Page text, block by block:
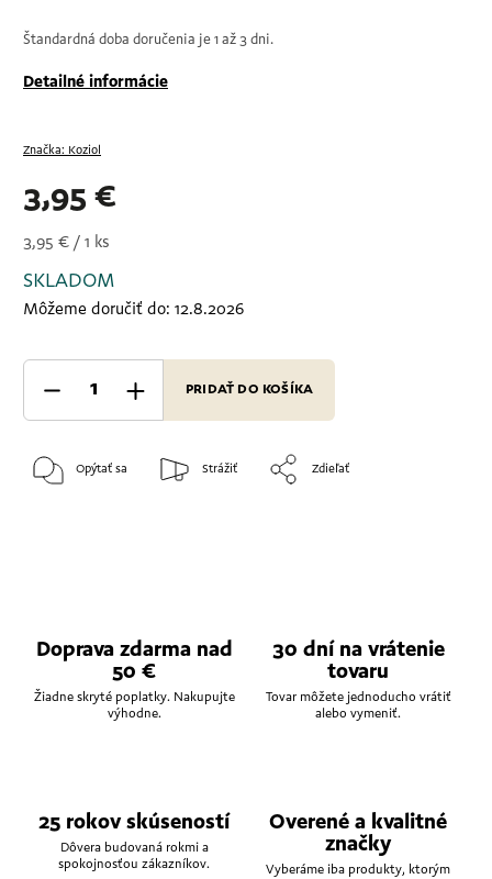
Štandardná doba doručenia je 1 až 3 dni.
Detailné informácie
Značka: Koziol
3,95 €
3,95 € / 1 ks
SKLADOM
Môžeme doručiť do: 12.8.2026
PRIDAŤ DO KOŠÍKA
Opýtať sa Strážiť Zdieľať
Doprava zdarma nad
50 €
Žiadne skryté poplatky. Nakupujte
výhodne.
30 dní na vrátenie
tovaru
Tovar môžete jednoducho vrátiť
alebo vymeniť.
25 rokov skúseností
Dôvera budovaná rokmi a
spokojnosťou zákazníkov.
Overené a kvalitné
značky
Vyberáme iba produkty, ktorým